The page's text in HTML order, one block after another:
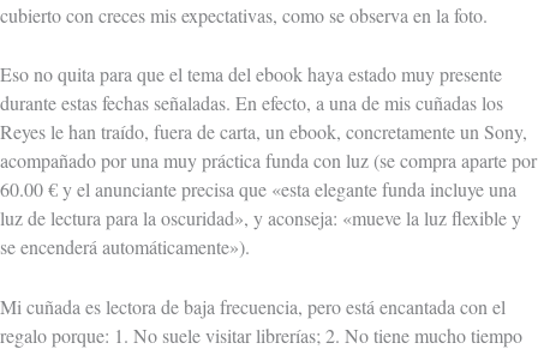
cubierto con creces mis expectativas, como se observa en la foto.
Eso no quita para que el tema del ebook haya estado muy presente
durante estas fechas señaladas. En efecto, a una de mis cuñadas los
Reyes le han traído, fuera de carta, un ebook, concretamente un Sony,
acompañado por una muy práctica funda con luz (se compra aparte por
60.00 € y el anunciante precisa que «esta elegante funda incluye una
luz de lectura para la oscuridad», y aconseja: «mueve la luz flexible y
se encenderá automáticamente»).
Mi cuñada es lectora de baja frecuencia, pero está encantada con el
regalo porque: 1. No suele visitar librerías; 2. No tiene mucho tiempo